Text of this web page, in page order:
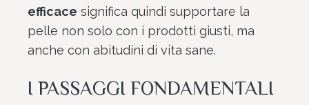
efficace significa quindi supportare la
pelle non solo con i prodotti giusti, ma
anche con abitudini di vita sane.
I PASSAGGI FONDAMENTALI